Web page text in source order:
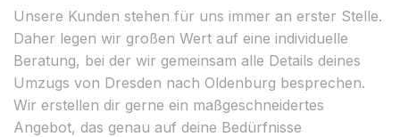
Unsere Kunden stehen für uns immer an erster Stelle.
Daher legen wir großen Wert auf eine individuelle
Beratung, bei der wir gemeinsam alle Details deines
Umzugs von Dresden nach Oldenburg besprechen.
Wir erstellen dir gerne ein maßgeschneidertes
Angebot, das genau auf deine Bedürfnisse